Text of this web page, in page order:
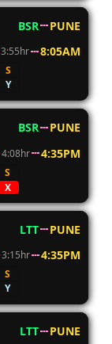
BSR
PUNE
3:55hr 8:05AM
S
Y
BSR
PUNE
4:08hr 4:35PM
S
X
LTT
PUNE
3:15hr 4:35PM
S
Y
LTT
PUNE